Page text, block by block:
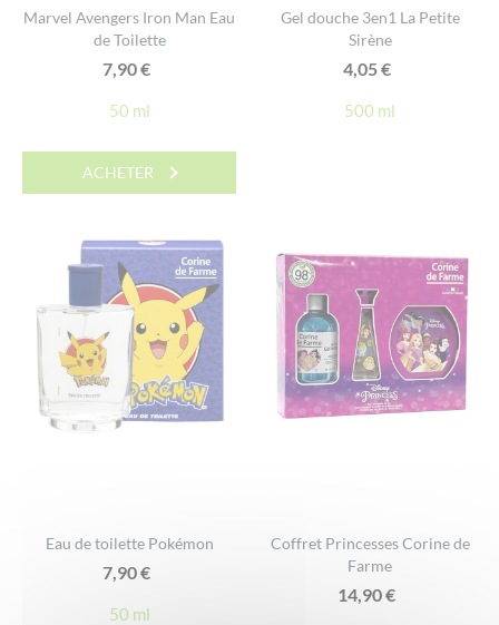
Marvel Avengers Iron Man Eau
de Toilette
7,90€
50 ml
ACHETER
Gel douche 3en1 La Petite
Sirène
4,05€
500 ml
Eau de toilette Pokémon
7,90€
50 ml
Coffret Princesses Corine de
Farme
14,90€